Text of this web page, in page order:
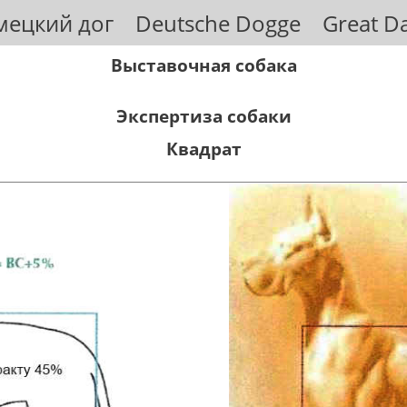
дог Deutsche Dogge Great
Выставочная собака
Экспертиза собаки
Квадрат